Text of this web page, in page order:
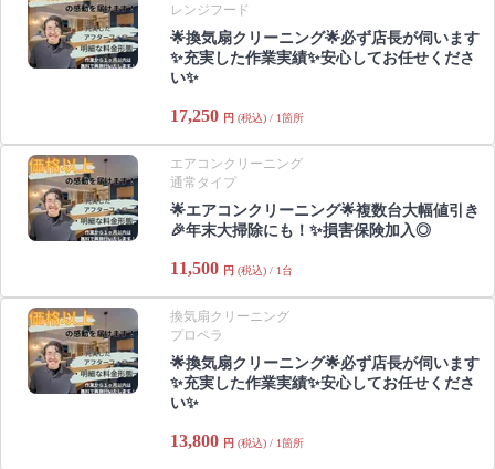
レンジフード
🌟換気扇クリーニング🌟必ず店長が伺います
✨充実した作業実績✨安心してお任せくださ
い✨
17,250 円 (税込) / 1箇所
エアコンクリーニング
通常タイプ
🌟エアコンクリーニング🌟複数台大幅値引き
🎉年末大掃除にも！✨損害保険加入◎
11,500 円 (税込) / 1台
換気扇クリーニング
プロペラ
🌟換気扇クリーニング🌟必ず店長が伺います
✨充実した作業実績✨安心してお任せくださ
い✨
13,800 円 (税込) / 1箇所